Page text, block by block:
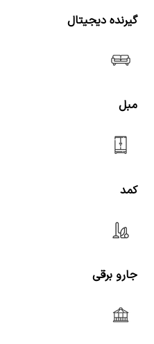
گیرنده دیجیتال
مبل
کمد
جارو برقی